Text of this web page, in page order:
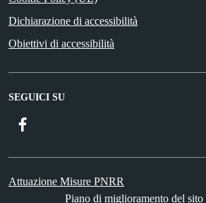
Dichiarazione di accessibilità
Obiettivi di accessibilità
SEGUICI SU
Attuazione Misure PNRR
Piano di miglioramento del sito